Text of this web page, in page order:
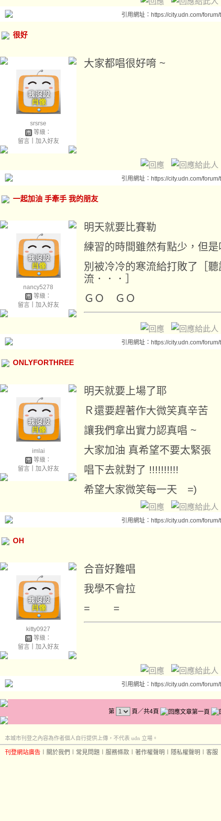
引用網址：https://city.udn.com/
很好
srsrse
等級：
留言｜ 加入好友
大家都唱很好唷 ~
引用網址：https://city.udn.com/
一起加油 手牽手 我的朋友
nancy5278
等級：
留言｜ 加入好友
明天就要比賽勒
練習的時間雖然有點少，但
別被冷冷的寒流給打敗了［
流．．．］
ＧＯ ＧＯ
引用網址：https://city.udn.com/
ONLYFORTHREE
imlai
等級：
留言｜ 加入好友
明天就要上場了耶
Ｒ還要趕著作大微笑真辛苦
讓我們拿出實力認真唱 ~
大家加油 真希望不要太緊張
唱下去就對了 !!!!!!!!!!
希望大家微笑每一天 =)
引用網址：https://city.udn.com/
OH
kitty0927
等級：
留言｜ 加入好友
合音好難唱
我學不會拉
= =
引用網址：https://city.udn.com/
第 頁／共4頁
本城市刊登之內容為作者個人自行提供上傳，不代表 udn 立場。
刊登網站廣告 關於我們 常見問題 服務條款 著作權聲明 隱私權聲明 客服